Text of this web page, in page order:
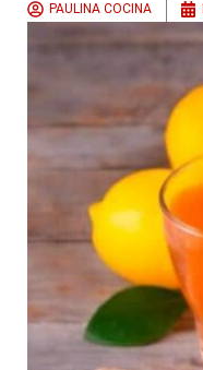
PAULINA COCINA